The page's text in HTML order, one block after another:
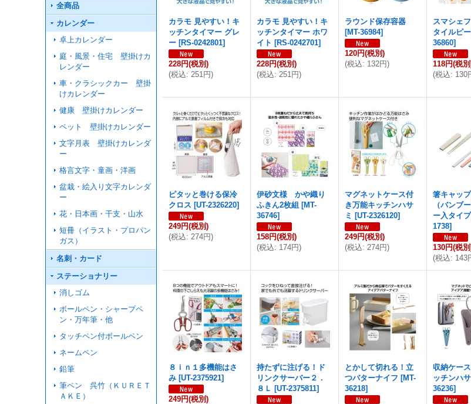
全商品
カレンダー
卓上カレンダー
庭・風景・住宅 壁掛けカ
レンダー
車・クラシックカー 壁掛
けカレンダー
健康 壁掛けカレンダー
ペット 壁掛けカレンダー
文字月表 壁掛けカレンダ
ー
格言文字・童画・洋画
盆栽・絵入り文字カレンダ
ー
花・日本画・干支・山水
短冊（イラスト・プロパン
ガス）
名刺・カード
ステーショナリー
消しゴム
ボールペン・シャープペ
ン・万年筆・他
タッチペン付ボールペン
ネームペン
鉛筆
筆ペン 呉竹（ＫＵＲＥＴ
ＡＫＥ）
カラモ 見やすい！キ
ッチンタイマー グレ
ー [RS-0242801]
228円(税別)
(税込: 251円)
カラモ 見やすい！キ
ッチンタイマー ホワ
イト [RS-0242701]
228円(税別)
(税込: 251円)
ラウンド保存容器
[MT-36984]
120円(税別)
(税込: 132円)
スマシェ
タイルピ
36860]
118円(税
(税込: 130
ピタッと巻ける保冷
クロス [UT-2326220]
249円(税別)
(税込: 274円)
伊砂文様 かや織り
ふきん2枚組 [MT-
36746]
158円(税別)
(税込: 174円)
マグネットケース付
き万能キッチンハサ
ミ [UT-2326120]
249円(税別)
(税込: 274円)
箸キャッ
（バンブ
ー入タイプ
1738]
130円(税
(税込: 143
８ｉｎ１多機能はさ
み [UT-2375921]
249円(税別)
持たずに注げる！ド
リンクサーバー２．
８Ｌ [UT-2375811]
とかして切れる！立
つバターナイフ [MT-
36218]
収納ケー
ッチンハ
36236]